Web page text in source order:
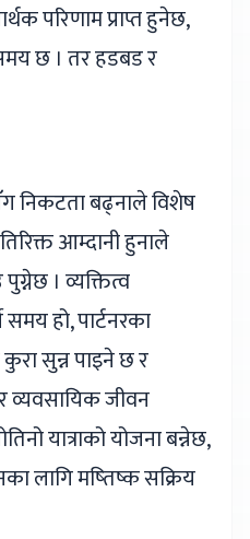
परिणाम प्राप्त हुनेछ,
छ । तर हडबड र
निकटता बढ्नाले विशेष
आम्दानी हुनाले
। व्यक्तित्व
हो, पार्टनरका
सुन्न पाइने छ र
व्यवसायिक जीवन
यात्राको योजना बन्नेछ,
लागि मष्तिष्क सक्रिय